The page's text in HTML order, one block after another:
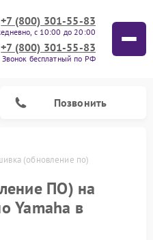
+7 (800) 301-55-83
с 10:00 до 20:00
+7 (800) 301-55-83
Звонок бесплатный по РФ
Позвонить
(обновление по)
ПО) на
Yamaha в